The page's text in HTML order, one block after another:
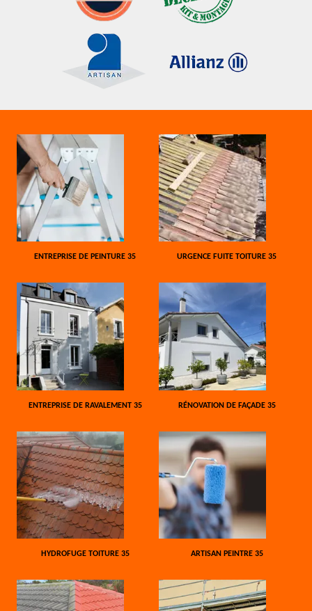
ENTREPRISE DE PEINTURE 35 URGENCE FUITE TOITURE 35
ENTREPRISE DE RAVALEMENT 35 RÉNOVATION DE FAÇADE 35
HYDROFUGE TOITURE 35 ARTISAN PEINTRE 35